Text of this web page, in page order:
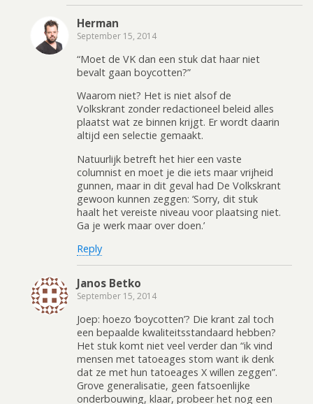
Herman
September 15, 2014
“Moet de VK dan een stuk dat haar niet
bevalt gaan boycotten?”
Waarom niet? Het is niet alsof de
Volkskrant zonder redactioneel beleid alles
plaatst wat ze binnen krijgt. Er wordt daarin
altijd een selectie gemaakt.
Natuurlijk betreft het hier een vaste
columnist en moet je die iets maar vrijheid
gunnen, maar in dit geval had De Volkskrant
gewoon kunnen zeggen: ‘Sorry, dit stuk
haalt het vereiste niveau voor plaatsing niet.
Ga je werk maar over doen.’
Reply
Janos Betko
September 15, 2014
Joep: hoezo ‘boycotten’? Die krant zal toch
een bepaalde kwaliteitsstandaard hebben?
Het stuk komt niet veel verder dan “ik vind
mensen met tatoeages stom want ik denk
dat ze met hun tatoeages X willen zeggen”.
Grove generalisatie, geen fatsoenlijke
onderbouwing, klaar, probeer het nog een